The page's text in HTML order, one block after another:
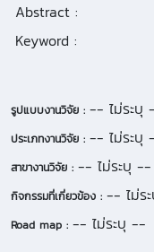
Abstract :
Keyword :
รูปแบบงานวิจัย : -- ไม่ระบุ
ประเภทงานวิจัย : -- ไม่ระบุ
สาขางานวิจัย : -- ไม่ระบุ --
กิจกรรมที่เกี่ยวข้อง : -- ไม่ร
Road map : -- ไม่ระบุ --